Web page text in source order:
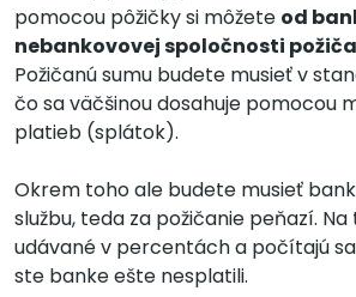
pomocou pôžičky si môžete od
nebankovovej spoločnosti
Požičanú sumu budete musieť v
čo sa väčšinou dosahuje pomocou
platieb (splátok).
Okrem toho ale budete musieť
službu, teda za požičanie peňazí. Na
udávané v percentách a počítajú
ste banke ešte nesplatili.